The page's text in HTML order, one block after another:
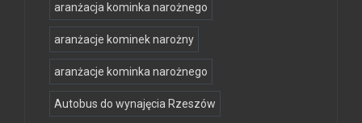
aranżacja kominka narożnego
aranżacje kominek narożny
aranżacje kominka narożnego
Autobus do wynajęcia Rzeszów